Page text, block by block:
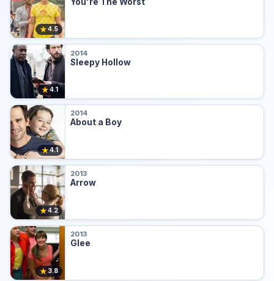
★4.5
★4.1
2014
Sleepy Hollow
★4.1
2014
About a Boy
★4.2
2013
Arrow
★ 3.8
2013
Glee